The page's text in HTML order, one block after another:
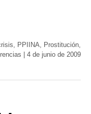
, PPIINA, Prostitución,
4 de junio de 2009